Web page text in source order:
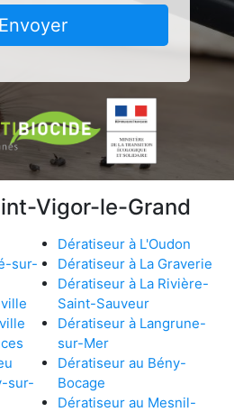
Envoyer
Vigor-le-Grand
sur-
sur-
Dératiseur à L'Oudon
Dératiseur à La Graverie
Dératiseur à La Rivière-
Saint-Sauveur
Dératiseur à Langrune-
sur-Mer
Dératiseur au Bény-
Bocage
Dératiseur au Mesnil-